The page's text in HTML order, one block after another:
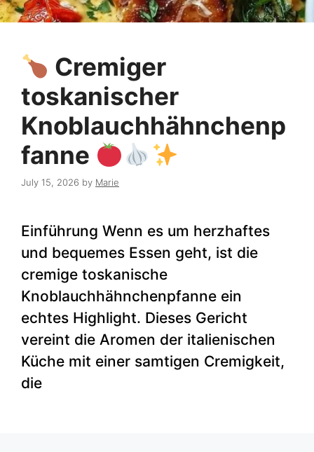
Cremiger
toskanischer
Knoblauchhähnchenp
fanne
July 15, 2026 by Marie
Einführung Wenn es um herzhaftes
und bequemes Essen geht, ist die
cremige toskanische
Knoblauchhähnchenpfanne ein
echtes Highlight. Dieses Gericht
vereint die Aromen der italienischen
Küche mit einer samtigen Cremigkeit,
die